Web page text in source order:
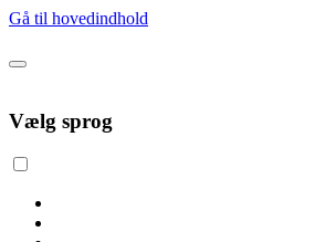
Gå til hovedindhold
Vælg sprog